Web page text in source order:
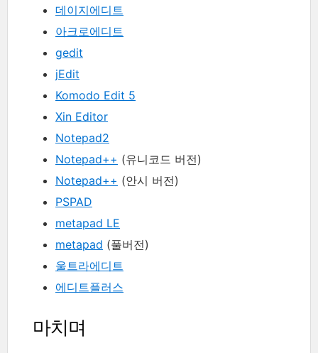
데이지에디트
아크로에디트
gedit
jEdit
Komodo Edit 5
Xin Editor
Notepad2
Notepad++ (유니코드 버전)
Notepad++ (안시 버전)
PSPAD
metapad LE
metapad (풀버전)
울트라에디트
에디트플러스
마치며